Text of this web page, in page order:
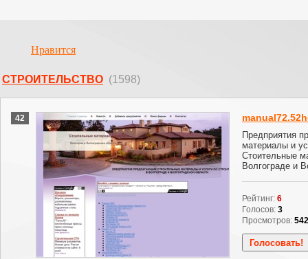
Нравится
СТРОИТЕЛЬСТВО (1598)
42
Предприятия
материалы и
Стоительные
Волгограде и
Рейтинг: 6
Голосов: 3
Просмотров: